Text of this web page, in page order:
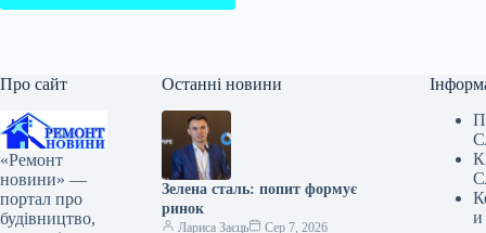
Про сайт
«Ремонт
новини» —
портал про
будівництво,
Останні новини
Зелена сталь: попит формує
ринок
Лариса Заєць
Сер 7, 2026
и